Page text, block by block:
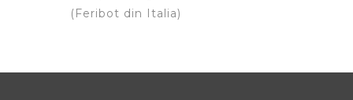
(Feribot din Italia)